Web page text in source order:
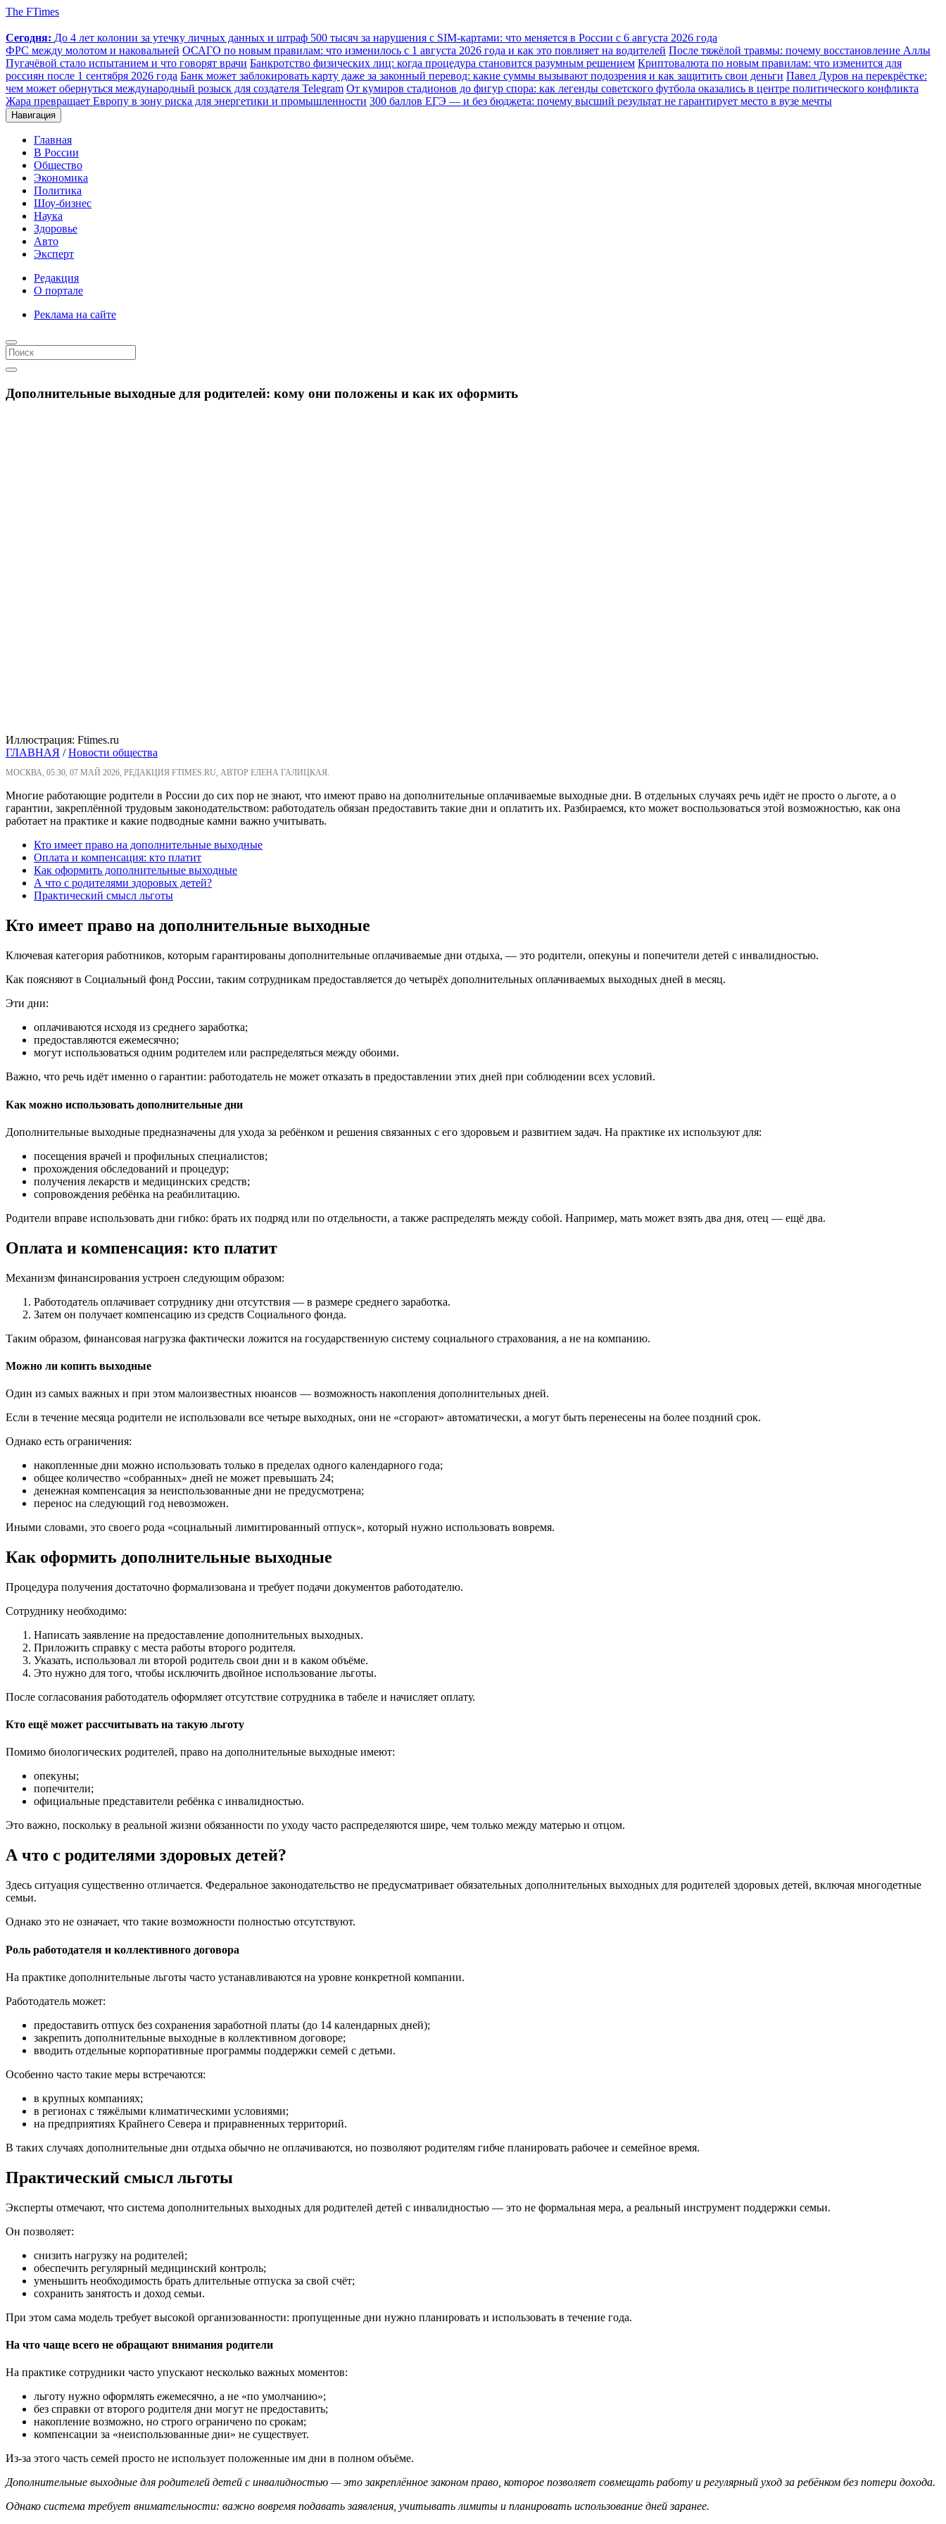
The FTimes
Сегодня: До 4 лет колонии за утечку личных данных и штраф 500 тысяч за нарушения с SIM-картами: что меняется в России с 6 августа 2026 года
ФРС между молотом и наковальней ОСАГО по новым правилам: что изменилось с 1 августа 2026 года и как это повлияет на водителей После тяжёлой травмы: почему восстановление Аллы
Пугачёвой стало испытанием и что говорят врачи Банкротство физических лиц: когда процедура становится разумным решением Криптовалюта по новым правилам: что изменится для
россиян после 1 сентября 2026 года Банк может заблокировать карту даже за законный перевод: какие суммы вызывают подозрения и как защитить свои деньги Павел Дуров на перекрёстке:
чем может обернуться международный розыск для создателя Telegram От кумиров стадионов до фигур спора: как легенды советского футбола оказались в центре политического конфликта
Жара превращает Европу в зону риска для энергетики и промышленности 300 баллов ЕГЭ — и без бюджета: почему высший результат не гарантирует место в вузе мечты
Навигация
Главная
В России
Общество
Экономика
Политика
Шоу-бизнес
Наука
Здоровье
Авто
Эксперт
Редакция
О портале
Реклама на сайте
Дополнительные выходные для родителей: кому они положены и как их оформить
Иллюстрация: Ftimes.ru
ГЛАВНАЯ /Новости общества
МОСКВА, 05:30, 07 МАЙ 2026, РЕДАКЦИЯ FTIMES.RU, АВТОР ЕЛЕНА ГАЛИЦКАЯ.
Многие работающие родители в России до сих пор не знают, что имеют право на дополнительные оплачиваемые выходные дни. В отдельных случаях речь идёт не просто о льготе, а о
гарантии, закреплённой трудовым законодательством: работодатель обязан предоставить такие дни и оплатить их. Разбираемся, кто может воспользоваться этой возможностью, как она
работает на практике и какие подводные камни важно учитывать.
Кто имеет право на дополнительные выходные
Оплата и компенсация: кто платит
Как оформить дополнительные выходные
А что с родителями здоровых детей?
Практический смысл льготы
Кто имеет право на дополнительные выходные
Ключевая категория работников, которым гарантированы дополнительные оплачиваемые дни отдыха, — это родители, опекуны и попечители детей с инвалидностью.
Как поясняют в Социальный фонд России, таким сотрудникам предоставляется до четырёх дополнительных оплачиваемых выходных дней в месяц.
Эти дни:
оплачиваются исходя из среднего заработка;
предоставляются ежемесячно;
могут использоваться одним родителем или распределяться между обоими.
Важно, что речь идёт именно о гарантии: работодатель не может отказать в предоставлении этих дней при соблюдении всех условий.
Как можно использовать дополнительные дни
Дополнительные выходные предназначены для ухода за ребёнком и решения связанных с его здоровьем и развитием задач. На практике их используют для:
посещения врачей и профильных специалистов;
прохождения обследований и процедур;
получения лекарств и медицинских средств;
сопровождения ребёнка на реабилитацию.
Родители вправе использовать дни гибко: брать их подряд или по отдельности, а также распределять между собой. Например, мать может взять два дня, отец — ещё два.
Оплата и компенсация: кто платит
Механизм финансирования устроен следующим образом:
Работодатель оплачивает сотруднику дни отсутствия — в размере среднего заработка.
Затем он получает компенсацию из средств Социального фонда.
Таким образом, финансовая нагрузка фактически ложится на государственную систему социального страхования, а не на компанию.
Можно ли копить выходные
Один из самых важных и при этом малоизвестных нюансов — возможность накопления дополнительных дней.
Если в течение месяца родители не использовали все четыре выходных, они не «сгорают» автоматически, а могут быть перенесены на более поздний срок.
Однако есть ограничения:
накопленные дни можно использовать только в пределах одного календарного года;
общее количество «собранных» дней не может превышать 24;
денежная компенсация за неиспользованные дни не предусмотрена;
перенос на следующий год невозможен.
Иными словами, это своего рода «социальный лимитированный отпуск», который нужно использовать вовремя.
Как оформить дополнительные выходные
Процедура получения достаточно формализована и требует подачи документов работодателю.
Сотруднику необходимо:
Написать заявление на предоставление дополнительных выходных.
Приложить справку с места работы второго родителя.
Указать, использовал ли второй родитель свои дни и в каком объёме.
Это нужно для того, чтобы исключить двойное использование льготы.
После согласования работодатель оформляет отсутствие сотрудника в табеле и начисляет оплату.
Кто ещё может рассчитывать на такую льготу
Помимо биологических родителей, право на дополнительные выходные имеют:
опекуны;
попечители;
официальные представители ребёнка с инвалидностью.
Это важно, поскольку в реальной жизни обязанности по уходу часто распределяются шире, чем только между матерью и отцом.
А что с родителями здоровых детей?
Здесь ситуация существенно отличается. Федеральное законодательство не предусматривает обязательных дополнительных выходных для родителей здоровых детей, включая многодетные
семьи.
Однако это не означает, что такие возможности полностью отсутствуют.
Роль работодателя и коллективного договора
На практике дополнительные льготы часто устанавливаются на уровне конкретной компании.
Работодатель может:
предоставить отпуск без сохранения заработной платы (до 14 календарных дней);
закрепить дополнительные выходные в коллективном договоре;
вводить отдельные корпоративные программы поддержки семей с детьми.
Особенно часто такие меры встречаются:
в крупных компаниях;
в регионах с тяжёлыми климатическими условиями;
на предприятиях Крайнего Севера и приравненных территорий.
В таких случаях дополнительные дни отдыха обычно не оплачиваются, но позволяют родителям гибче планировать рабочее и семейное время.
Практический смысл льготы
Эксперты отмечают, что система дополнительных выходных для родителей детей с инвалидностью — это не формальная мера, а реальный инструмент поддержки семьи.
Он позволяет:
снизить нагрузку на родителей;
обеспечить регулярный медицинский контроль;
уменьшить необходимость брать длительные отпуска за свой счёт;
сохранить занятость и доход семьи.
При этом сама модель требует высокой организованности: пропущенные дни нужно планировать и использовать в течение года.
На что чаще всего не обращают внимания родители
На практике сотрудники часто упускают несколько важных моментов:
льготу нужно оформлять ежемесячно, а не «по умолчанию»;
без справки от второго родителя дни могут не предоставить;
накопление возможно, но строго ограничено по срокам;
компенсации за «неиспользованные дни» не существует.
Из-за этого часть семей просто не использует положенные им дни в полном объёме.
Дополнительные выходные для родителей детей с инвалидностью — это закреплённое законом право, которое позволяет совмещать работу и регулярный уход за ребёнком без потери дохода.
Однако система требует внимательности: важно вовремя подавать заявления, учитывать лимиты и планировать использование дней заранее.